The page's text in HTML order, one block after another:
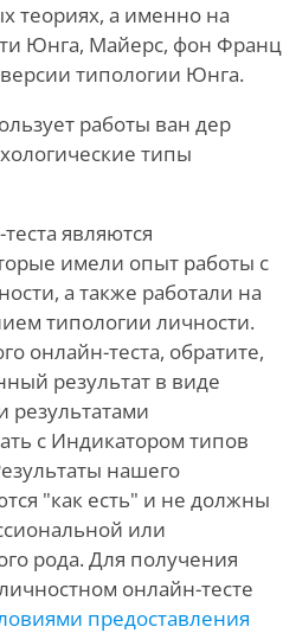
теориях, а именно на
Юнга, Майерс, фон Франц
типологии Юнга.
работы ван дер
типы
являются
имели опыт работы с
а также работали на
типологии личности.
онлайн-теста, обратите,
результат в виде
результатами
с Индикатором типов
нашего
"как есть" и не должны
или
рода. Для получения
онлайн-тесте
предоставления